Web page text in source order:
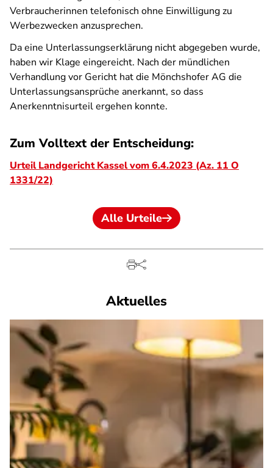
Verbraucherinnen telefonisch ohne Einwilligung zu
Werbezwecken anzusprechen.
Da eine Unterlassungserklärung nicht abgegeben wurde,
haben wir Klage eingereicht. Nach der mündlichen
Verhandlung vor Gericht hat die Mönchshofer AG die
Unterlassungsansprüche anerkannt, so dass
Anerkenntnisurteil ergehen konnte.
Zum Volltext der Entscheidung:
Urteil Landgericht Kassel vom 6.4.2023 (Az. 11 O
1331/22)
Alle Urteile
Aktuelles